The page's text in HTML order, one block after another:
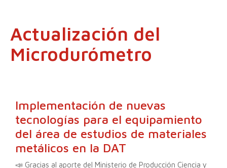
Actualización del
Microdurómetro
Implementación de nuevas
tecnologías para el equipamiento
del área de estudios de materiales
metálicos en la DAT
📣 Gracias al aporte del Ministerio de Producción Ciencia y